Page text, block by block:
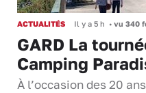
ACTUALITÉS Il y a 5 h • vu 340
GARD La
Camping
À l’occasion des 20